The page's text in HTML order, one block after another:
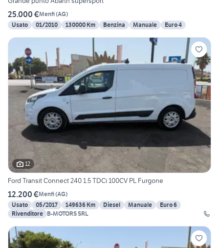
25.000 €Menfi(AG)
Usato
01/2010 130000 Km Benzina Manuale Euro 4
12
Ford Transit Connect 240 1.5 TDCi 100CV PL Furgone
12.200 €Menfi(AG)
Usato
05/2017 149636 Km Diesel Manuale
Euro 6
Rivenditore B-MOTORS SRL